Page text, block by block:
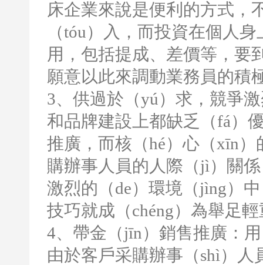
床企業來說是便利的方式，
（tóu）入，而投資在個人
用，包括提成、差價等，要
願意以此來調動業務員的積
3、供過於（yú）求，競爭
和品牌建設上都缺乏（fá）
推廣，而核（hé）心（xīn
購辦事人員的人際（jì）關
激烈的（de）環境（jìng）
技巧就成（chéng）為舉足
4、帶金（jīn）銷售推廣：
由於客戶采購辦事（shì）